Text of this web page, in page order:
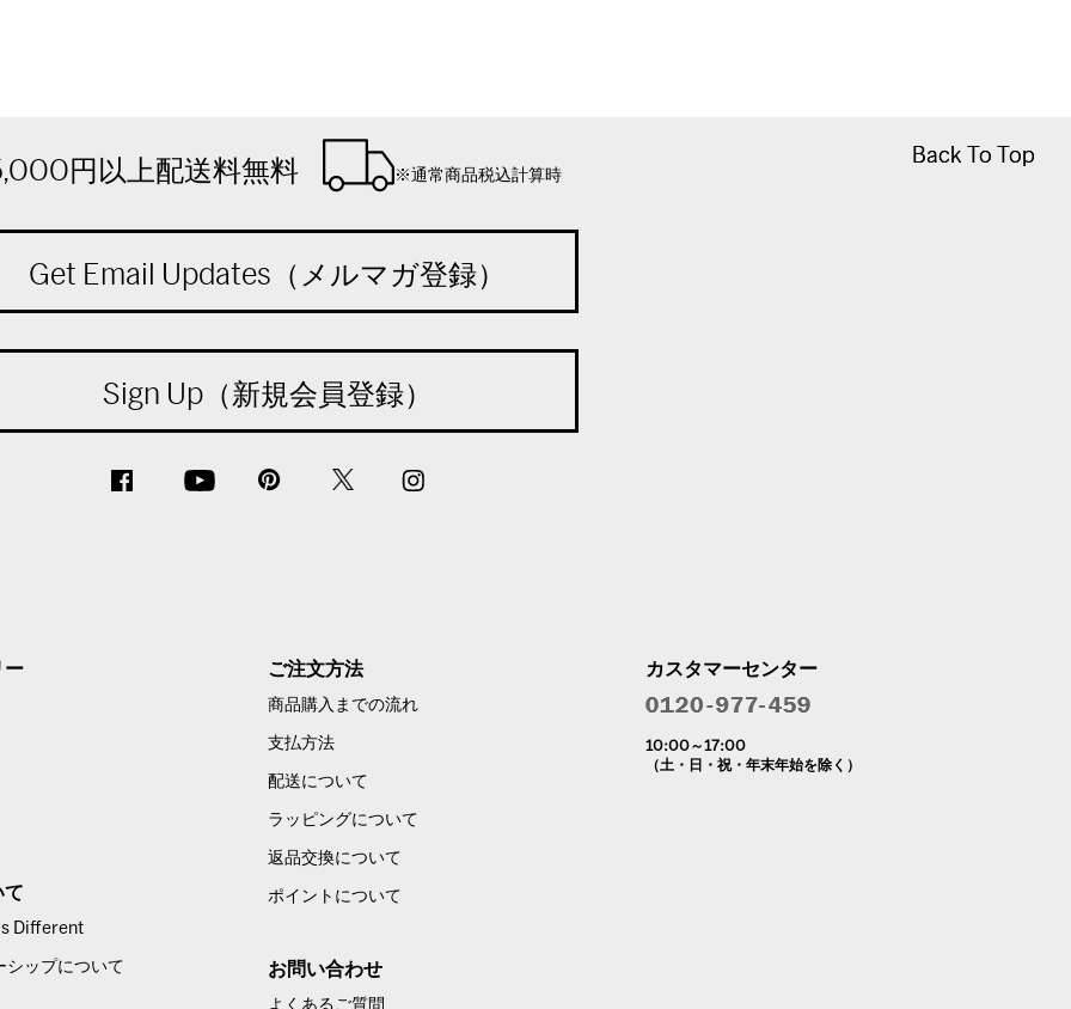
Back To Top
Back To Top
円以上配送料無料 ※通常商品税込計算時
Get Email Updates（メルマガ登録）
Sign Up（新規会員登録）
ー
て
Different
シップについて
ご注文方法
商品購入までの流れ
支払方法
配送について
ラッピングについて
返品交換について
ポイントについて
お問い合わせ
よくあるご質問
カスタマーセンター
10:00～17:00
（土・日・祝・年末年始を除く）